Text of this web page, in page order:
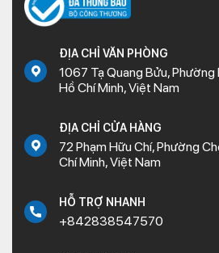
ĐỊA CHỈ VĂN PHÒNG
1067 Tạ Quang Bửu,
Hồ Chí Minh, Việt Nam
ĐỊA CHỈ CỬA HÀNG
72 Phạm Hữu Chí, Phường
Chí Minh, Việt Nam
HỖ TRỢ NHANH
+842838547570